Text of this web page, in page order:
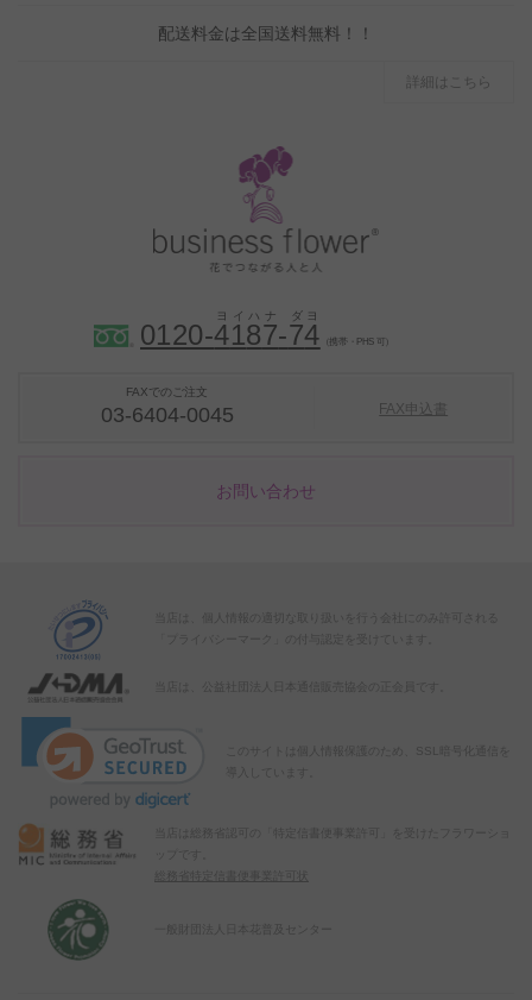
配送料金は全国送料無料！！
詳細はこちら
0120-4187-74 （携帯・PHS 可）
FAXでのご注文
03-6404-0045 FAX申込書
お問い合わせ
当店は、個人情報の適切な取り扱いを行う会社にのみ許可される
「プライバシーマーク」の付与認定を受けています。
当店は、公益社団法人日本通信販売協会の正会員です。
このサイトは個人情報保護のため、SSL暗号化通信を
導入しています。
当店は総務省認可の「特定信書便事業許可」を受けたフラワーショ
総務省特定信書便事業許可状